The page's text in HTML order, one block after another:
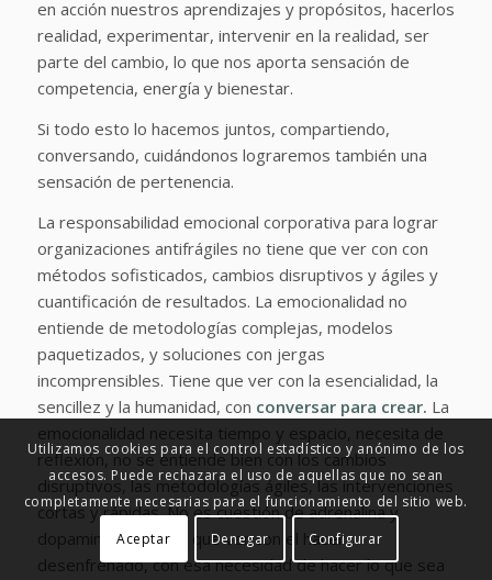
en acción nuestros aprendizajes y propósitos, hacerlos
realidad, experimentar, intervenir en la realidad, ser
parte del cambio, lo que nos aporta sensación de
competencia, energía y bienestar.
Si todo esto lo hacemos juntos, compartiendo,
conversando, cuidándonos lograremos también una
sensación de pertenencia.
La responsabilidad emocional corporativa para lograr
organizaciones antifrágiles no tiene que ver con con
métodos sofisticados, cambios disruptivos y ágiles y
cuantificación de resultados. La emocionalidad no
entiende de metodologías complejas, modelos
paquetizados, y soluciones con jergas
incomprensibles. Tiene que ver con la esencialidad, la
sencillez y la humanidad, con conversar para crear. La
emocionalidad necesita tiempo y espacio, necesita de
reflexión, no se entiende bien con los cambios
disruptivos, las metodologías ágiles, las intervenciones
cortas y rápidas. No es cuestión de adrenalina y
dopamina. No tiene que ver con el hacer
desenfrenado, con esa necesidad de hacer lo que sea
Utilizamos cookies para el control estadístico y anónimo de los
accesos. Puede rechazara el uso de aquellas que no sean
completamente necesarias para el funcionamiento del sitio web.
Aceptar
Denegar Configurar